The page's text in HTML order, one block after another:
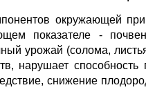
окружающей
показателе -
урожай (солома,
нарушает
снижение